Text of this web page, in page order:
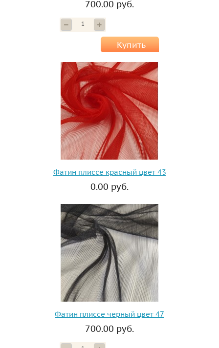
700.00 руб.
Купить
Фатин плиссе красный цвет 43
0.00 руб.
Фатин плиссе черный цвет 47
700.00 руб.